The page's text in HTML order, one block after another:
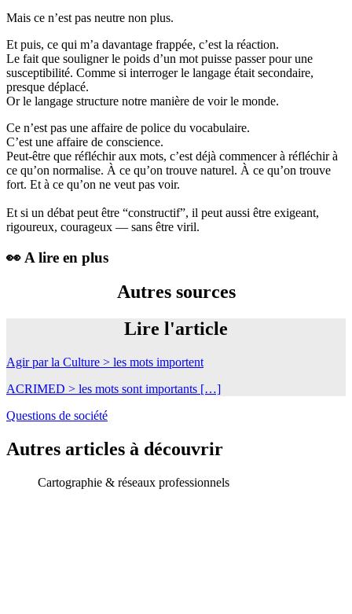
Mais ce n’est pas neutre non plus.
Et puis, ce qui m’a davantage frappée, c’est la réaction.
Le fait que souligner le poids d’un mot puisse passer pour une
susceptibilité. Comme si interroger le langage était secondaire,
presque déplacé.
Or le langage structure notre manière de voir le monde.
Ce n’est pas une affaire de police du vocabulaire.
C’est une affaire de conscience.
Peut-être que réfléchir aux mots, c’est déjà commencer à réfléchir à
ce qu’on normalise. À ce qu’on trouve naturel. À ce qu’on trouve
fort. Et à ce qu’on ne veut pas voir.
Et si un débat peut être “constructif”, il peut aussi être exigeant,
rigoureux, courageux — sans être viril.
👀 A lire en plus
Autres sources
Lire l'article
Agir par la Culture > les mots importent
ACRIMED > les mots sont importants […]
Questions de société
Autres articles à découvrir
Cartographie & réseaux professionnels